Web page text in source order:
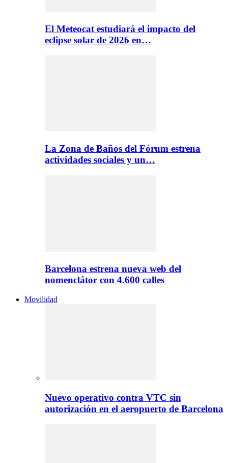
El Meteocat estudiará el impacto del
eclipse solar de 2026 en…
La Zona de Baños del Fórum estrena
actividades sociales y un…
Barcelona estrena nueva web del
nomenclátor con 4.600 calles
Movilidad
Nuevo operativo contra VTC sin
autorización en el aeropuerto de Barcelona